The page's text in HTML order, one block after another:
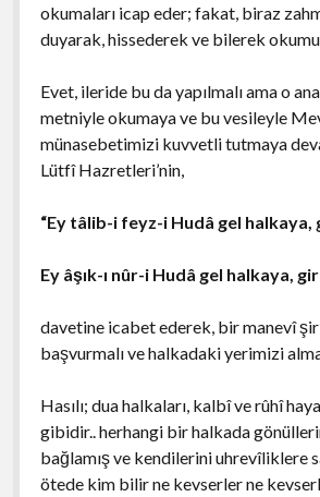
okumaları icap eder; fakat, biraz
duyarak, hissederek ve bilerek
Evet, ileride bu da yapılmalı ama o
metniyle okumaya ve bu vesileyle
münasebetimizi kuvvetli tutmaya
Lütfî Hazretleri’nin,
“Ey tâlib-i feyz-i Hudâ gel halkaya,
Ey âşık-ı nûr-i Hudâ gel halkaya,
davetine icabet ederek, bir manevî
başvurmalı ve halkadaki yerimizi
Hasılı; dua halkaları, kalbî ve rûhî
gibidir.. herhangi bir halkada
bağlamış ve kendilerini uhrevîliklere
ötede kim bilir ne kevserler ne